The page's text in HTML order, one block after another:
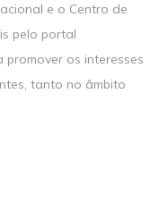
e o Centro de
pelo portal
promover os interesses
tanto no âmbito